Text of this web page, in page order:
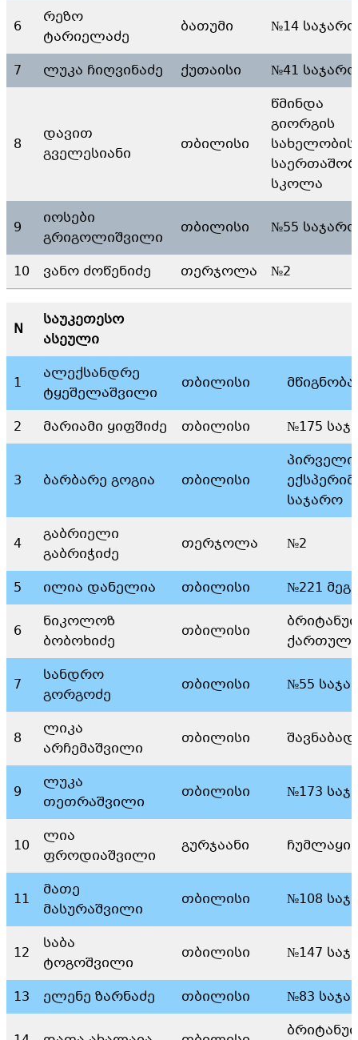
6
რეზო
ტარიელაძე
ბათუმი №14 საჯარო
7 ლუკა ჩიღვინაძე ქუთაისი №41 საჯარო
8
დავით
გველესიანი
თბილისი
წმინდა
გიორგის
სახელობის
სკოლა
9
იოსები
გრიგოლიშვილი
თბილისი №55 საჯარო
10 ვანო ძოწენიძე თერჯოლა №2
N
საუკეთესო
ასეული
1
ალექსანდრე
ტყეშელაშვილი
თბილისი
2 მარიამი ყიფშიძე თბილისი №175
3 ბარბარე გოგია თბილისი
პირველი
საჯარო
4
გაბრიელი
გაბრიჭიძე
თერჯოლა №2
5 ილია დანელია თბილისი №221
6
ნიკოლოზ
ბობოხიძე
თბილისი
ქართული
7
სანდრო
გორგოძე
თბილისი №55
8
ლიკა
არჩემაშვილი
თბილისი
9
ლუკა
თეთრაშვილი
თბილისი №173
10
ლია
ფროდიაშვილი
გურჯაანი
11
მათე
მასურაშვილი
თბილისი №108
12
საბა
ტოგოშვილი
თბილისი №147
13 ელენე ზარნაძე თბილისი №83